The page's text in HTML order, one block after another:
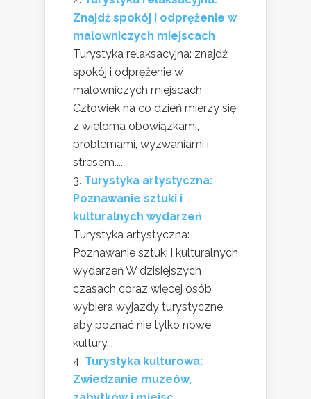
Znajdź spokój i odprężenie w
malowniczych miejscach
Turystyka relaksacyjna: znajdź
spokój i odprężenie w
malowniczych miejscach
Człowiek na co dzień mierzy się
z wieloma obowiązkami,
problemami, wyzwaniami i
stresem....
Turystyka artystyczna:
Poznawanie sztuki i
kulturalnych wydarzeń
Turystyka artystyczna:
Poznawanie sztuki i kulturalnych
wydarzeń W dzisiejszych
czasach coraz więcej osób
wybiera wyjazdy turystyczne,
aby poznać nie tylko nowe
kultury...
Turystyka kulturowa:
Zwiedzanie muzeów,